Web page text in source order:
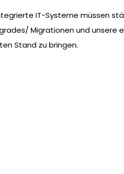
IT-Systeme müssen
Migrationen und
Stand zu bringen.